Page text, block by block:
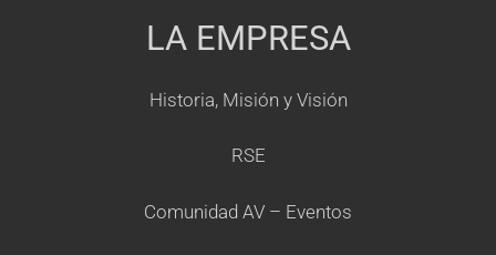
LA EMPRESA
Historia, Misión y Visión
RSE
Comunidad AV – Eventos